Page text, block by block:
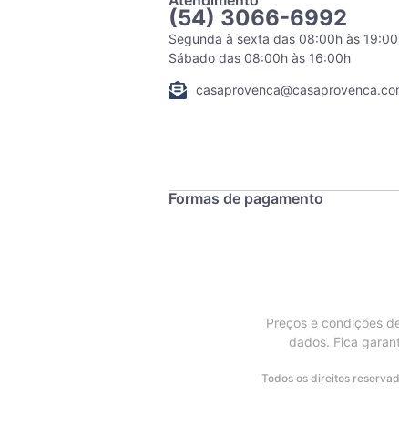
(54) 3066-6992
Segunda à sexta das 08:00h às
Sábado das 08:00h às 16:00h
Formas de pagamento
Preços e condições
dados. Fica
Todos os direitos